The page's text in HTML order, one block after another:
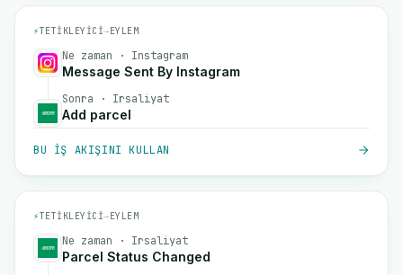
⚡TETIKLEYICI→EYLEM
Ne zaman · Instagram
Message Sent By Instagram
Sonra · Irsaliyat
Add parcel
BU IŞ AKIŞINI KULLAN
⚡TETIKLEYICI→EYLEM
Ne zaman · Irsaliyat
Parcel Status Changed